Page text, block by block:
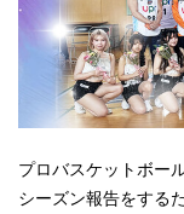
プロバスケットボー
シーズン報告をする